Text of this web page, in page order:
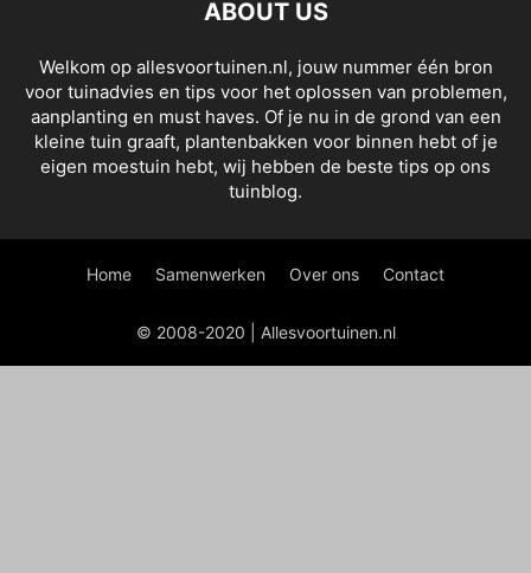
ABOUT US
Welkom op allesvoortuinen.nl, jouw nummer één bron
voor tuinadvies en tips voor het oplossen van problemen,
aanplanting en must haves. Of je nu in de grond van een
kleine tuin graaft, plantenbakken voor binnen hebt of je
eigen moestuin hebt, wij hebben de beste tips op ons
tuinblog.
Home Samenwerken Over ons Contact
© 2008-2020 | Allesvoortuinen.nl